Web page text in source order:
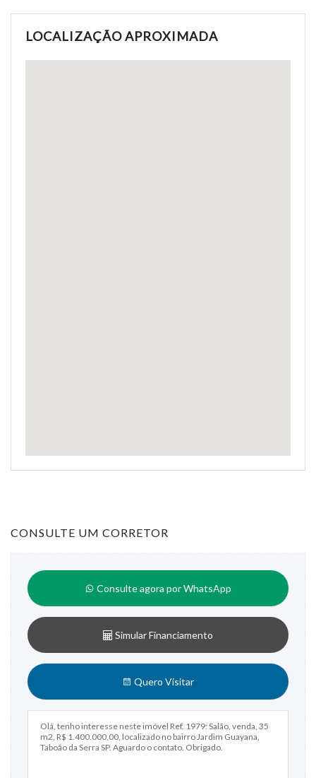
LOCALIZAÇÃO APROXIMADA
CONSULTE UM CORRETOR
Consulte agora por WhatsApp
Simular Financiamento
Quero Visitar